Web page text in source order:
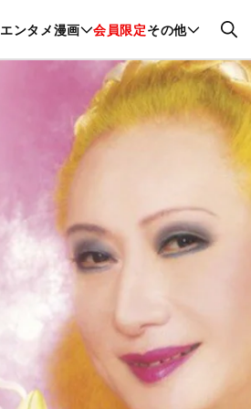
エンタメ漫画 会員限定その他
グルメ ファッション 恋愛・結婚